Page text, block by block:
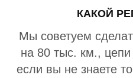
КАКОЙ
Мы советуем
на 80 тыс. км.,
если вы не знаете